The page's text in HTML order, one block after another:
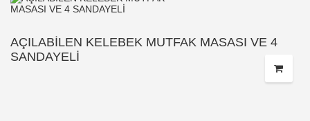
AÇILABİLEN KELEBEK MUTFAK MASASI VE 4
SANDAYELİ